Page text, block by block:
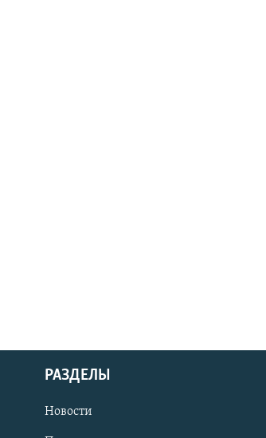
РАЗДЕЛЫ
Новости